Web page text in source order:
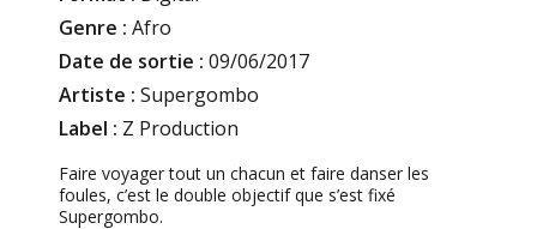
Genre : Afro
Date de sortie : 09/06/2017
Artiste : Supergombo
Label : Z Production
Faire voyager tout un chacun et faire danser les
foules, c’est le double objectif que s’est fixé
Supergombo.